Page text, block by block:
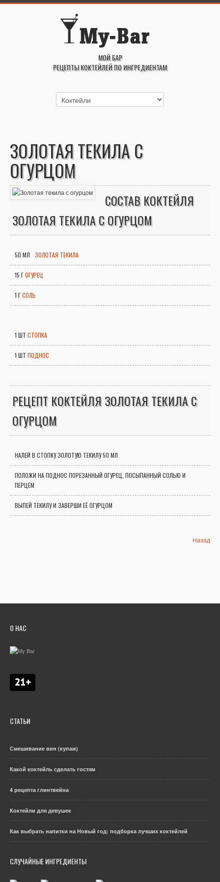
МОЙ БАР
РЕЦЕПТЫ КОКТЕЙЛЕЙ ПО ИНГРЕДИЕНТАМ
ЗОЛОТАЯ ТЕКИЛА С
ОГУРЦОМ
СОСТАВ КОКТЕЙЛЯ
ЗОЛОТАЯ ТЕКИЛА С ОГУРЦОМ
50 МЛ ЗОЛОТАЯ ТЕКИЛА
15 ГОГУРЕЦ
1 ГСОЛЬ
1 ШТ СТОПКА
1 ШТ ПОДНОС
РЕЦЕПТ КОКТЕЙЛЯ ЗОЛОТАЯ ТЕКИЛА С
ОГУРЦОМ
НАЛЕЙ В СТОПКУ ЗОЛОТУЮ ТЕКИЛУ 50 МЛ
ПОЛОЖИ НА ПОДНОС ПОРЕЗАННЫЙ ОГУРЕЦ, ПОСЫПАННЫЙ СОЛЬЮ И
ПЕРЦЕМ
ВЫПЕЙ ТЕКИЛУ И ЗАВЕРШИ ЕЁ ОГУРЦОМ
Назад
О НАС
СТАТЬИ
Смешивание вин (купаж)
Какой коктейль сделать гостям
4 рецепта глинтвейна
Коктейли для девушек
Как выбрать напитки на Новый год: подборка лучших коктейлей
СЛУЧАЙНЫЕ ИНГРЕДИЕНТЫ